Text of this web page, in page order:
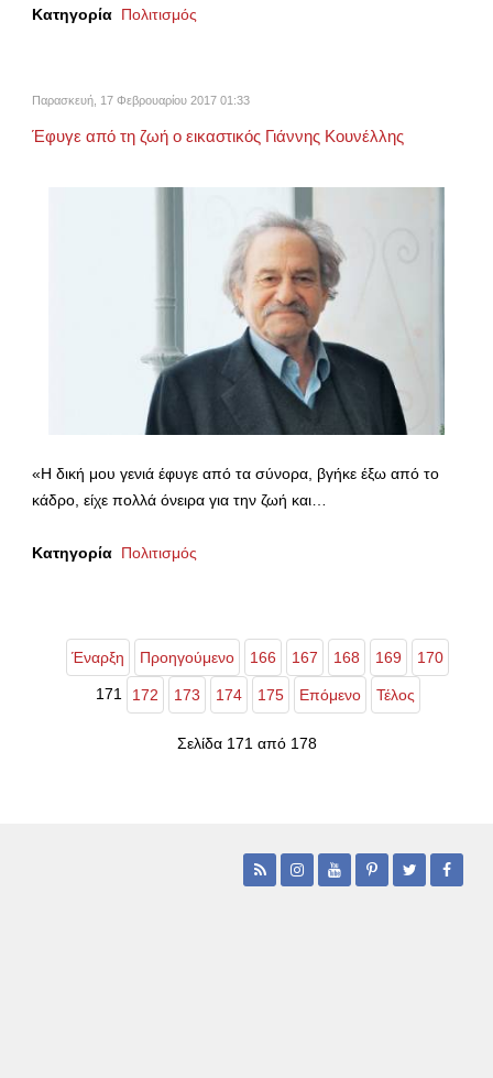
Κατηγορία Πολιτισμός
Παρασκευή, 17 Φεβρουαρίου 2017 01:33
Έφυγε από τη ζωή ο εικαστικός Γιάννης Κουνέλλης
«Η δική μου γενιά έφυγε από τα σύνορα, βγήκε έξω από το
κάδρο, είχε πολλά όνειρα για την ζωή και…
Κατηγορία Πολιτισμός
Έναρξη Προηγούμενο 166 167 168 169 170
171 172 173 174 175 Επόμενο Τέλος
Σελίδα 171 από 178